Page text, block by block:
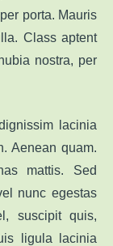
porta. Mauris
Class aptent
nostra, per
lacinia
Aenean quam.
mattis. Sed
nunc egestas
suscipit quis,
ligula lacinia